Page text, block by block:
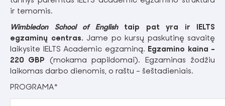
ir temomis.
Wimbledon School of Englishtaip pat yra ir IELTS
egzaminų centras. Jame po kursų paskutinę savaitę
laikysite IELTS Academic egzaminą. Egzamino kaina -
220 GBP (mokama papildomai). Egzaminas žodžiu
laikomas darbo dienomis, o raštu - šeštadieniais.
PROGRAMA*